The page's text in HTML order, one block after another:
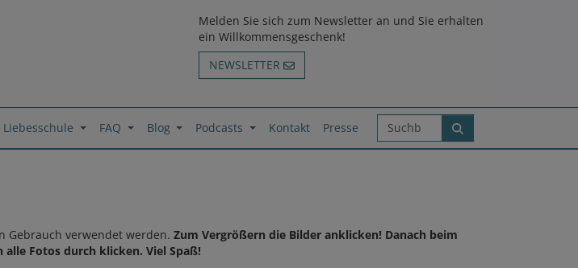
Melden Sie sich zum Newsletter an und Sie erhalten
ein Willkommensgeschenk!
NEWSLETTER
Liebesschule FAQ Blog Podcasts Kontakt Presse
Gebrauch verwendet werden. Zum Vergrößern die Bilder anklicken! Danach beim
Fotos durch klicken. Viel Spaß!